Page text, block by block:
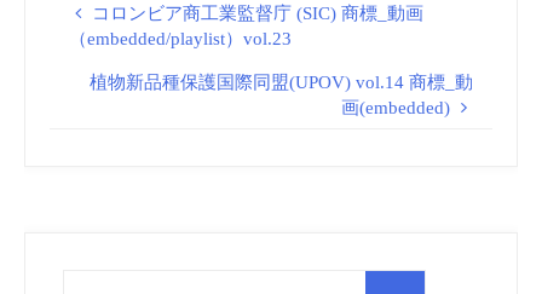
コロンビア商工業監督庁 (SIC) 商標_動画
（embedded/playlist）vol.23
植物新品種保護国際同盟(UPOV) vol.14 商標_動
画(embedded)